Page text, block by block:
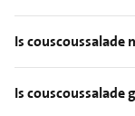
Is couscoussalade
Is couscoussalade